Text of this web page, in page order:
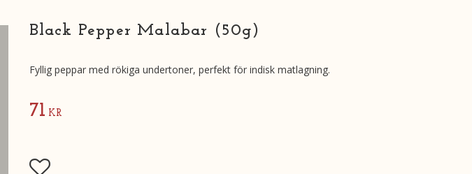
Black Pepper Malabar (50g)
Fyllig peppar med rökiga undertoner, perfekt för indisk matlagning.
71 KR
Lägg till i favoriter